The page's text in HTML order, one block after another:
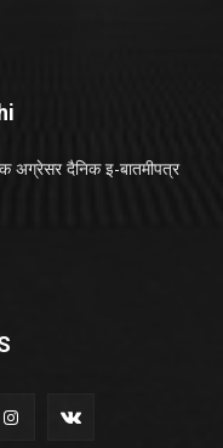
अग्रेसर दैनिक इ-बातमीपत्र